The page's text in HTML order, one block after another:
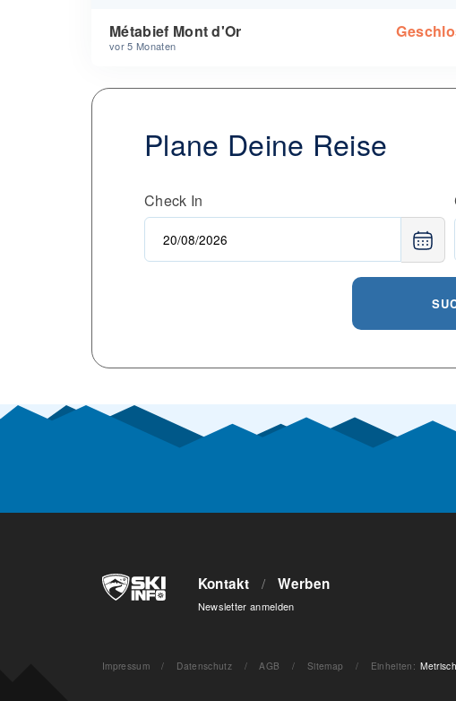
Métabief Mont d'Or
vor 5 Monaten
Plane Deine Reise
Check In
Kontakt / Werben
Newsletter anmelden
Impressum / Datenschutz / AGB / Sitemap / Einheiten : Metrisch